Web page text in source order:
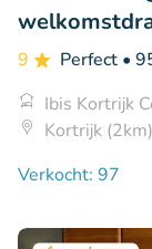
9 Perfect •
Ibis Kortrijk
Kortrijk (2km)
Verkocht: 97